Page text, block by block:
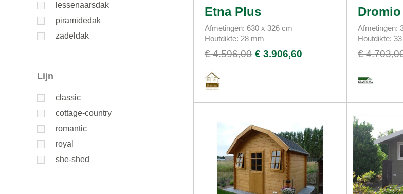
lessenaarsdak
piramidedak
zadeldak
Lijn
classic
cottage-country
romantic
royal
she-shed
Etna Plus
Afmetingen: 630 x 326 cm
Houtdikte: 28 mm
€ 4.596,00 € 3.906,60
Dromio
Afmetingen:
Houtdikte:
€